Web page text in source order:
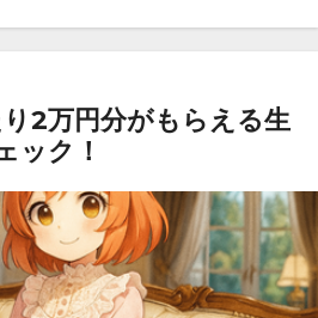
り2万円分がもらえる生
ック！